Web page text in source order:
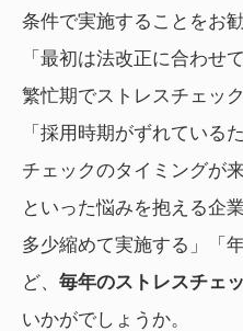
条件で実施することをお
「最初は法改正に合わせ
繁忙期でストレスチェッ
「採用時期がずれている
チェックのタイミングが来
といった悩みを抱える企
多少縮めて実施する」「
ど、 毎年のストレスチェ
いかがでしょうか。